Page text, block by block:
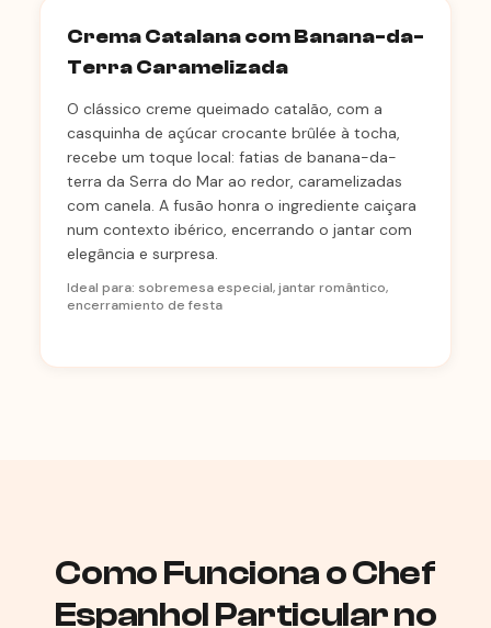
Crema Catalana com Banana-da-
Terra Caramelizada
O clássico creme queimado catalão, com a
casquinha de açúcar crocante brûlée à tocha,
recebe um toque local: fatias de banana-da-
terra da Serra do Mar ao redor, caramelizadas
com canela. A fusão honra o ingrediente caiçara
num contexto ibérico, encerrando o jantar com
elegância e surpresa.
Ideal para: sobremesa especial, jantar romântico,
encerramiento de festa
Como Funciona o Chef
Espanhol Particular no